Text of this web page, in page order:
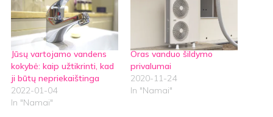
Jūsų vartojamo vandens
kokybė: kaip užtikrinti, kad
ji būtų nepriekaištinga
2022-01-04
In "Namai"
Oras vanduo šildymo
privalumai
2020-11-24
In "Namai"